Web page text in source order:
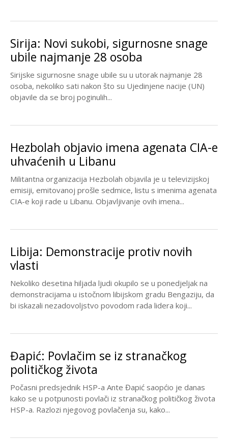
Sirija: Novi sukobi, sigurnosne snage
ubile najmanje 28 osoba
Sirijske sigurnosne snage ubile su u utorak najmanje 28
osoba, nekoliko sati nakon što su Ujedinjene nacije (UN)
objavile da se broj poginulih...
Hezbolah objavio imena agenata CIA-e
uhvaćenih u Libanu
Militantna organizacija Hezbolah objavila je u televizijskoj
emisiji, emitovanoj prošle sedmice, listu s imenima agenata
CIA-e koji rade u Libanu. Objavljivanje ovih imena...
Libija: Demonstracije protiv novih
vlasti
Nekoliko desetina hiljada ljudi okupilo se u ponedjeljak na
demonstracijama u istočnom libijskom gradu Bengaziju, da
bi iskazali nezadovoljstvo povodom rada lidera koji...
Đapić: Povlačim se iz stranačkog
političkog života
Počasni predsjednik HSP-a Ante Đapić saopćio je danas
kako se u potpunosti povlači iz stranačkog političkog života
HSP-a. Razlozi njegovog povlačenja su, kako...